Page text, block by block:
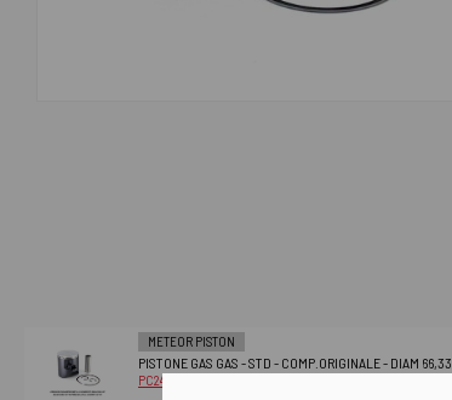
METEOR PISTON
PISTONE GAS GAS - STD - COMP.ORIGINALE - DIAM 66,33
PC2484A